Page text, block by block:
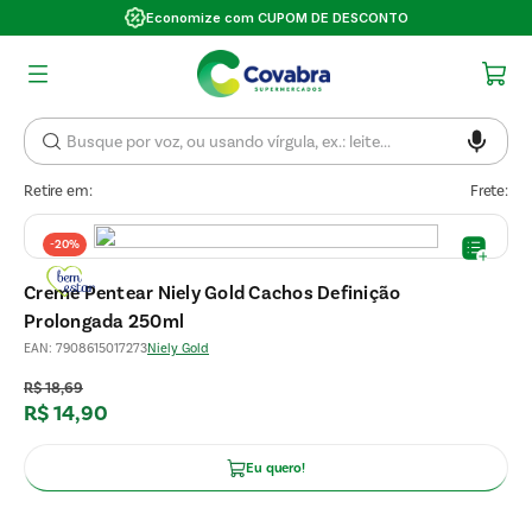
Economize com CUPOM DE DESCONTO
Retire em: Frete:
-20%
Creme Pentear Niely Gold Cachos Definição
Prolongada 250ml
EAN: 7908615017273Niely Gold
R$18,69
R$14,90
Eu quero!